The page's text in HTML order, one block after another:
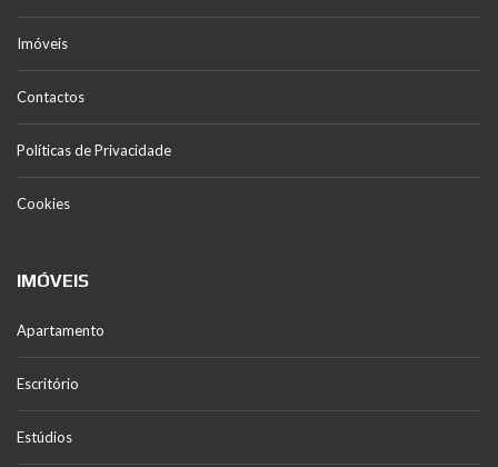
Imóveis
Contactos
Políticas de Privacidade
Cookies
IMÓVEIS
Apartamento
Escritório
Estúdios